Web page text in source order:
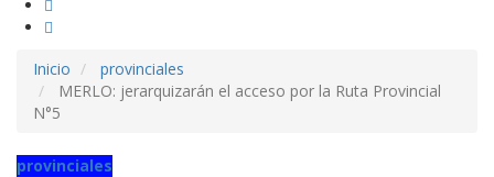
Inicio
provinciales
MERLO: jerarquizarán el acceso por la Ruta Provincial
N°5
provinciales